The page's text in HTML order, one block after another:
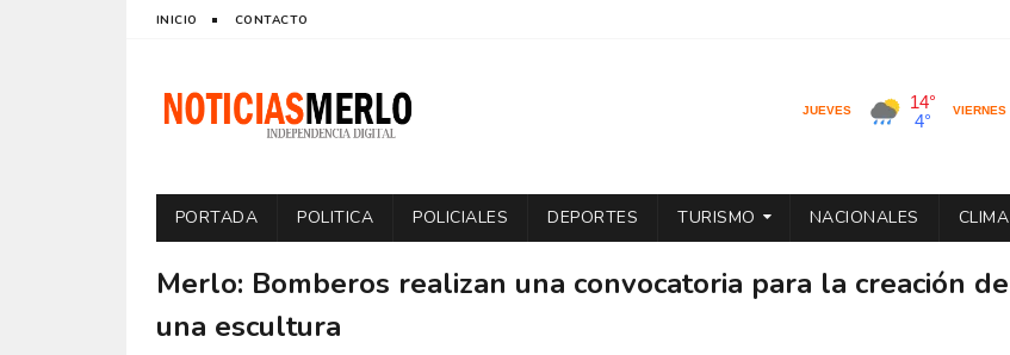
INICIO CONTACTO
PORTADA POLITICA POLICIALES DEPORTES TURISMO NACIONALES CLIMA
Merlo: Bomberos realizan una convocatoria para la creación de
una escultura